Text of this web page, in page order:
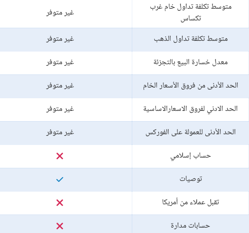
متوسط تكلفة تداول خام غرب
تكساس
غير متوفر
متوسط تكلفة تداول الذهب
غير متوفر
معدل خسارة البيع بالتجزئة
غير متوفر
الحد الأدنى من فروق الأسعار الخام
غير متوفر
الحد الادني لفروق الاسعارالاساسية
غير متوفر
الحد الأدنى للعمولة على الفوركس
غير متوفر
حساب إسلامي
توصيات
تقبل عملاء من أمريكا
حسابات مدارة